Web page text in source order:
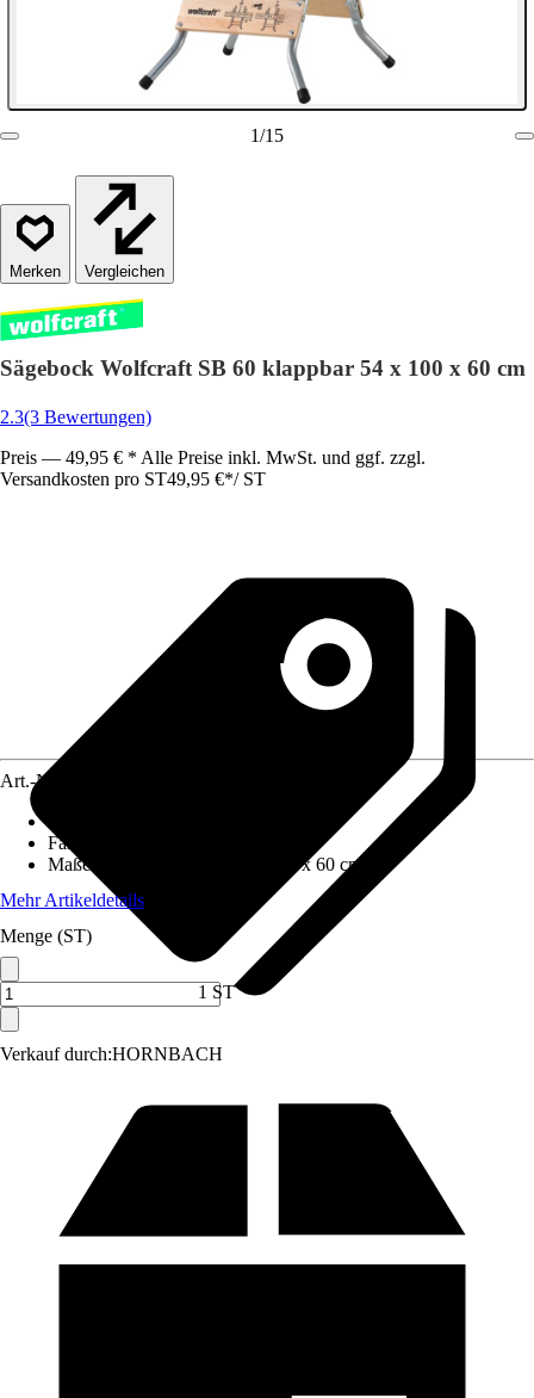
1/15
Vergleichen
Sägebock Wolfcraft SB 60 klappbar 54 x 100 x 60 cm
2.3(3 Bewertungen)
Preis — 49,95 € * Alle Preise inkl. MwSt. und ggf. zzgl.
Versandkosten pro ST49,95 €*/ ST
Verkauf durch:HORNBACH
Art.-Nr.
Farbton
Maße (BxHxT)
54 cm x 100 cm x 60 cm
Mehr Artikeldetails
Menge (ST)
1 ST